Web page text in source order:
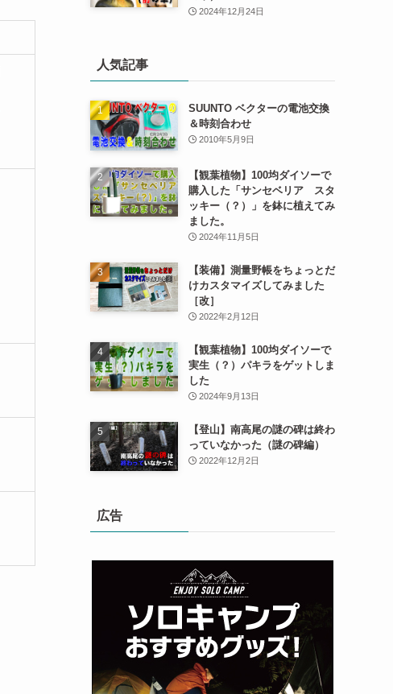
2024年12月24日
人気記事
SUUNTO ベクターの電池交換
＆時刻合わせ
2010年5月9日
【観葉植物】100均ダイソーで
購入した「サンセベリア スタ
ッキー（？）」を鉢に植えてみ
ました。
2024年11月5日
【装備】測量野帳をちょっとだ
けカスタマイズしてみました
［改］
2022年2月12日
【観葉植物】100均ダイソーで
実生（？）パキラをゲットしま
した
2024年9月13日
【登山】南高尾の謎の碑は終わ
っていなかった（謎の碑編）
2022年12月2日
広告